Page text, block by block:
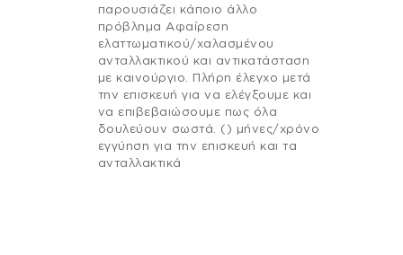
παρουσιάζει κάποιο άλλο
πρόβλημα Αφαίρεση
ελαττωματικού/χαλασμένου
ανταλλακτικού και αντικατάσταση
με καινούργιο. Πλήρη έλεγχο μετά
την επισκευή για να ελέγξουμε και
να επιβεβαιώσουμε πως όλα
δουλεύουν σωστά. () μήνες/χρόνο
εγγύηση για την επισκευή και τα
ανταλλακτικά